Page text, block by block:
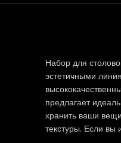
Набор для
эстетичными
предлагает
хранить ваши
текстуры. Если вы